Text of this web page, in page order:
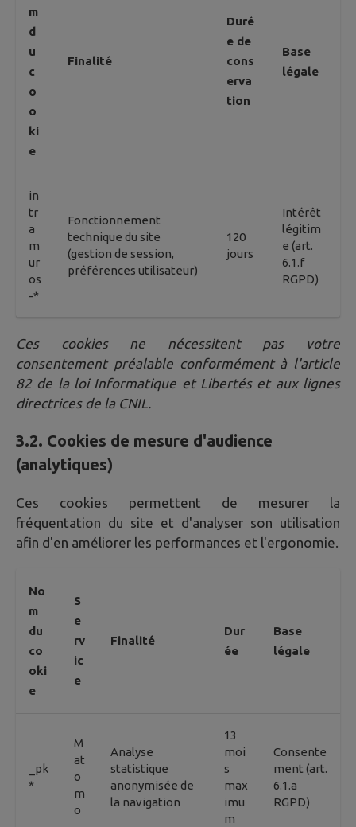
m
d
u
c
o
o
ki
e
Finalité
Duré
e de
cons
erva
tion
Base
légale
in
tr
a
m
ur
os
-*
Fonctionnement
technique du site
(gestion de session,
préférences utilisateur)
120
jours
Intérêt
légitim
e (art.
6.1.f
RGPD)
Ces cookies ne nécessitent pas votre
consentement préalable conformément à l'article
82 de la loi Informatique et Libertés et aux lignes
directrices de la CNIL.
3.2. Cookies de mesure d'audience
(analytiques)
Ces cookies permettent de mesurer la
fréquentation du site et d'analyser son utilisation
afin d'en améliorer les performances et l'ergonomie.
No
m
du
co
oki
e
S
e
rv
ic
e
Finalité
Dur
ée
Base
légale
_pk
*
M
at
o
m
o
Analyse
statistique
anonymisée de
la navigation
13
moi
s
max
imu
m
Consente
ment (art.
6.1.a
RGPD)